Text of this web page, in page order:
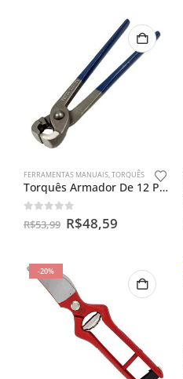
FERRAMENTAS MANUAIS,TORQUÊS
Torquês Armador De 12 Polegadas Berg Tools
out of 5
R$53,99 R$48,59
-20%